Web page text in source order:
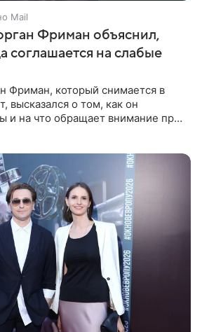
Mail
Фриман объяснил,
соглашается на слабые
Фриман, который снимается в
высказался о том, как он
и на что обращает внимание при